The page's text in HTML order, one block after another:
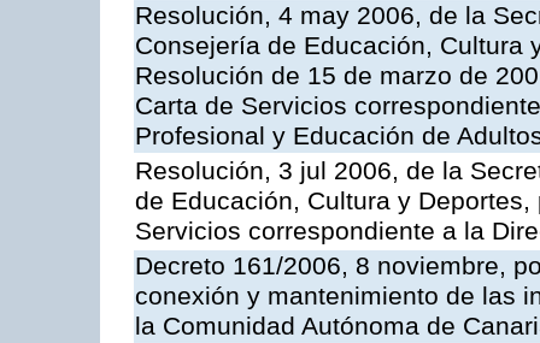
Resolución, 4 may 2006, de la
Consejería de Educación, Cultura
Resolución de 15 de marzo de
Carta de Servicios
Profesional y Educación de
Resolución, 3 jul 2006, de la
de Educación, Cultura y
Servicios correspondiente a la
Decreto 161/2006, 8 noviembre,
conexión y mantenimiento de las
la Comunidad Autónoma de